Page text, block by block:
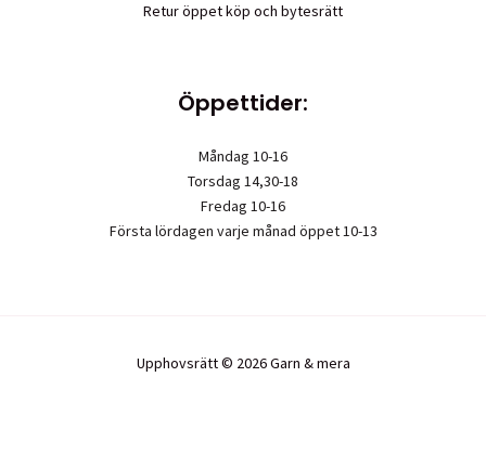
Retur öppet köp och bytesrätt
Öppettider:
Måndag 10-16
Torsdag 14,30-18
Fredag 10-16
Första lördagen varje månad öppet 10-13
Upphovsrätt © 2026 Garn & mera